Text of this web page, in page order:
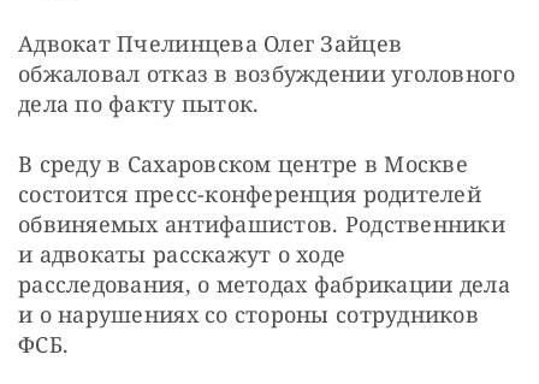
Адвокат Пчелинцева Олег Зайцев
обжаловал отказ в возбуждении уголовного
дела по факту пыток.
В среду в Сахаровском центре в Москве
состоится пресс-конференция родителей
обвиняемых антифашистов. Родственники
и адвокаты расскажут о ходе
расследования, о методах фабрикации дела
и о нарушениях со стороны сотрудников
ФСБ.